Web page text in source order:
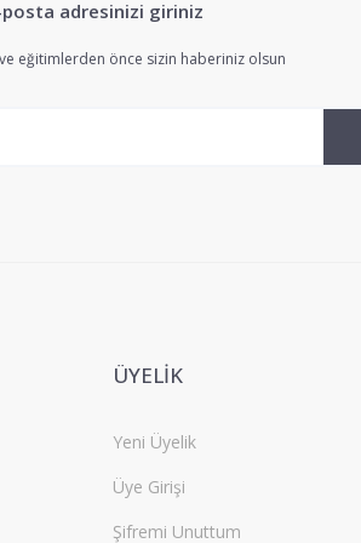
posta adresinizi giriniz
eğitimlerden önce sizin haberiniz olsun
ÜYELİK
Yeni Üyelik
Üye Girişi
Şifremi Unuttum